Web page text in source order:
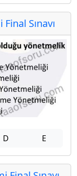
Sınavı
D E